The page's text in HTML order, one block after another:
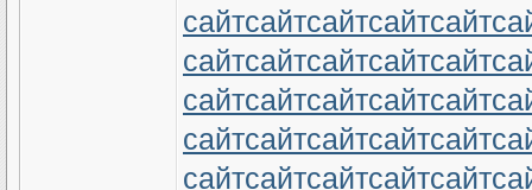
сайтсайтсайтсайтсайт
сайтсайтсайтсайтсайт
сайтсайтсайтсайтсайт
сайтсайтсайтсайтсайт
сайтсайтсайтсайтсайт